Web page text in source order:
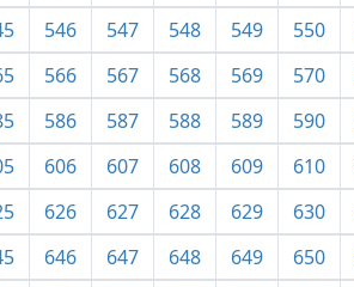
546 547 548 549 550
566 567 568 569 570
586 587 588 589 590
606 607 608 609 610
626 627 628 629 630
646 647 648 649 650